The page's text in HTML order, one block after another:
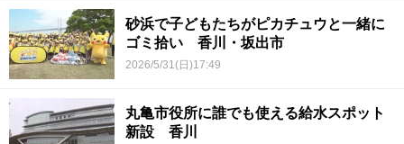
砂浜で子どもたちがピカチュウと一緒に
ゴミ拾い 香川・坂出市
2026/5/31(日)17:49
丸亀市役所に誰でも使える給水スポット
新設 香川